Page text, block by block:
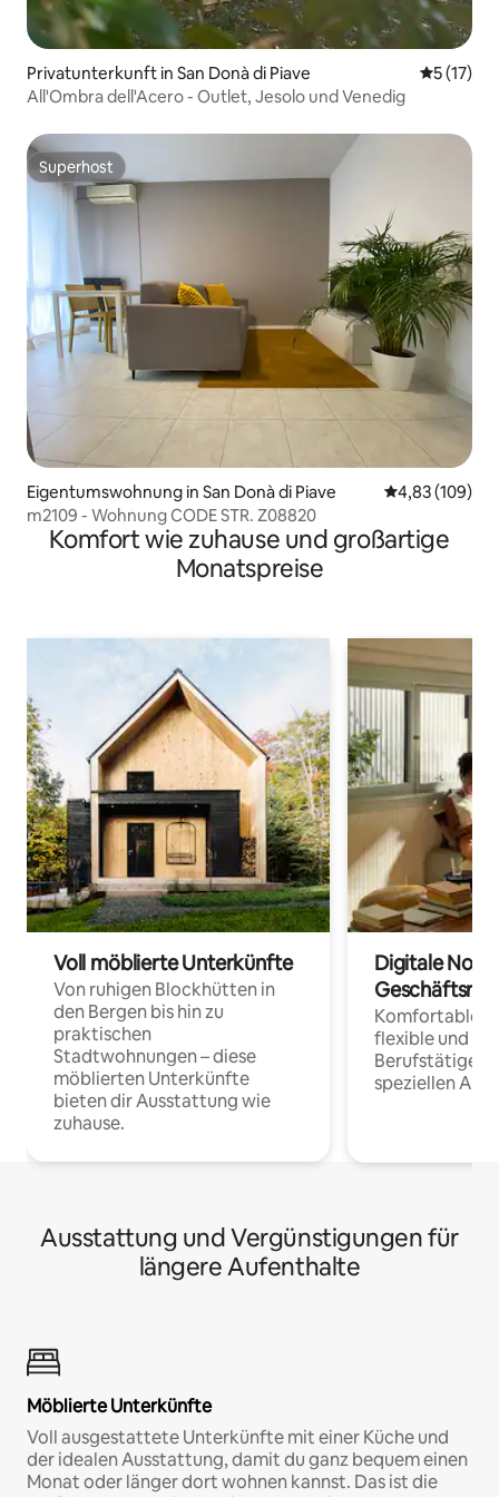
Privatunterkunft in San Donà di Piave
5 (17)
All'Ombra dell'Acero - Outlet, Jesolo und Venedig
Superhost
Superhost
Eigentumswohnung in San Donà di Piave
4,83 (109)
m2109 - Wohnung CODE STR. Z08820
Komfort wie zuhause und großartige
Monatspreise
Voll möblierte Unterkünfte
Von ruhigen Blockhütten in
den Bergen bis hin zu
praktischen
Stadtwohnungen – diese
möblierten Unterkünfte
bieten dir Ausstattung wie
zuhause.
Digitale
Komfortable
flexible und
Berufstätige
speziellen
Ausstattung und Vergünstigungen für
längere Aufenthalte
Möblierte Unterkünfte
Voll ausgestattete Unterkünfte mit einer Küche und
der idealen Ausstattung, damit du ganz bequem einen
Monat oder länger dort wohnen kannst. Das ist die